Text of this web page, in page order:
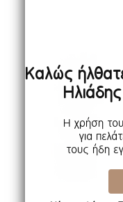
Καλώς
Η χρήση του
για
τους ήδη